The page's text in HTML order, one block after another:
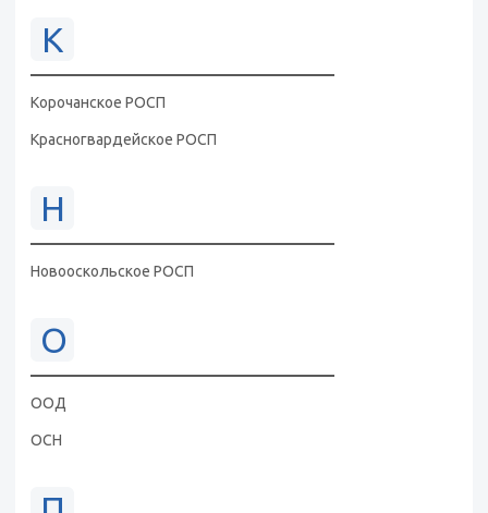
К
Корочанское РОСП
Красногвардейское РОСП
Н
Новооскольское РОСП
О
ООД
ОСН